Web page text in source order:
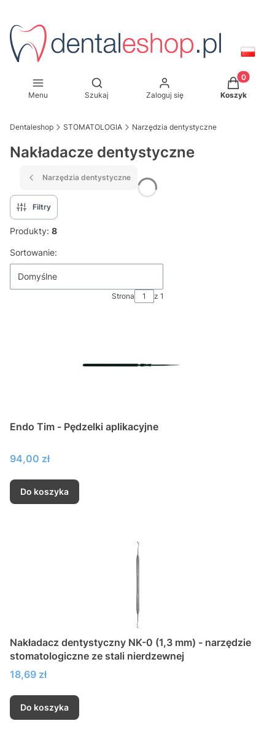
Menu
Otwórz wyszukiwarkę
Szukaj Zaloguj się
Produkty
Koszyk
Dentaleshop STOMATOLOGIA Narzędzia dentystyczne
Nakładacze dentystyczne
Narzędzia dentystyczne
Filtry
Produkty: 8
Lista produktów
Sortowanie:
Domyślne
Strona z 1
Endo Tim - Pędzelki aplikacyjne
Cena
94,00 zł
Do koszyka
Nakładacz dentystyczny NK-0 (1,3 mm) - narzędzie
stomatologiczne ze stali nierdzewnej
Cena
18,69 zł
Do koszyka